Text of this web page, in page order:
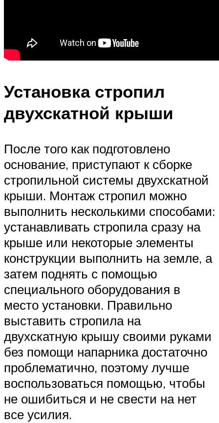
Установка стропил
двухскатной крыши
После того как подготовлено
основание, приступают к сборке
стропильной системы двухскатной
крыши. Монтаж стропил можно
выполнить несколькими способами:
устанавливать стропила сразу на
крыше или некоторые элементы
конструкции выполнить на земле, а
затем поднять с помощью
специального оборудования в
место установки. Правильно
выставить стропила на
двухскатную крышу своими руками
без помощи напарника достаточно
проблематично, поэтому лучше
воспользоваться помощью, чтобы
не ошибиться и не свести на нет
все усилия.